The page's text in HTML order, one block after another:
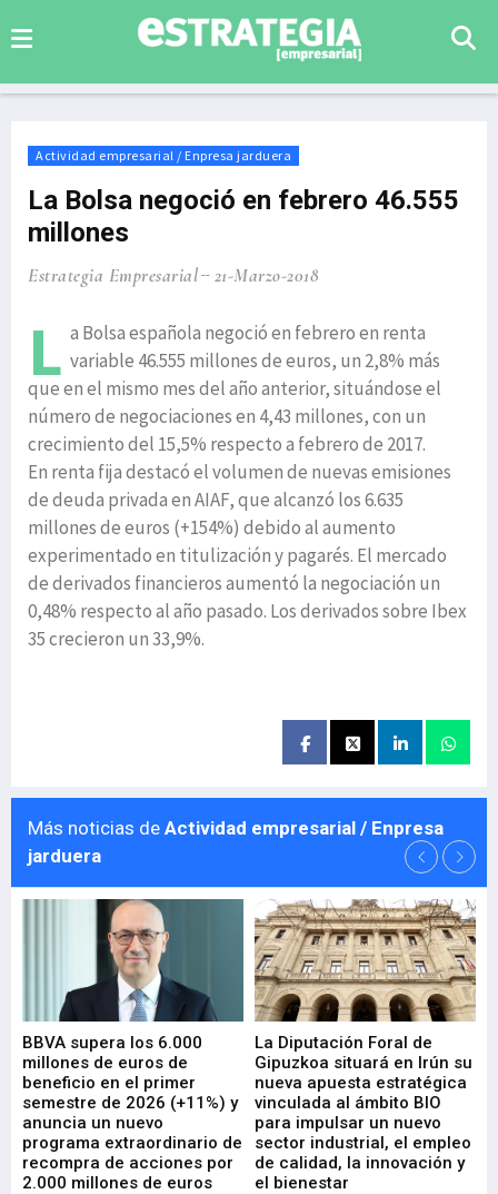
Actividad empresarial / Enpresa jarduera
La Bolsa negoció en febrero 46.555
millones
Estrategia Empresarial 21-Marzo-2018
L a Bolsa española negoció en febrero en renta
variable 46.555 millones de euros, un 2,8% más
que en el mismo mes del año anterior, situándose el
número de negociaciones en 4,43 millones, con un
crecimiento del 15,5% respecto a febrero de 2017.
En renta fija destacó el volumen de nuevas emisiones
de deuda privada en AIAF, que alcanzó los 6.635
millones de euros (+154%) debido al aumento
experimentado en titulización y pagarés. El mercado
de derivados financieros aumentó la negociación un
0,48% respecto al año pasado. Los derivados sobre Ibex
35 crecieron un 33,9%.
Más noticias de Actividad empresarial / Enpresa
jarduera
BBVA supera los 6.000
millones de euros de
beneficio en el primer
semestre de 2026 (+11%) y
anuncia un nuevo
programa extraordinario de
recompra de acciones por
2.000 millones de euros
La Diputación Foral de
Gipuzkoa situará en Irún su
nueva apuesta estratégica
vinculada al ámbito BIO
para impulsar un nuevo
sector industrial, el empleo
de calidad, la innovación y
el bienestar